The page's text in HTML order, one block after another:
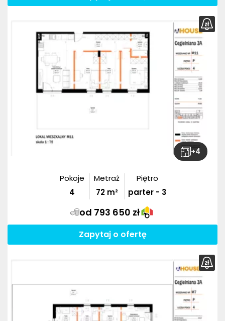
+4
Pokoje
4
Metraż
72m²
Piętro
parter - 3
od 793 650 zł
Zapytaj o ofertę